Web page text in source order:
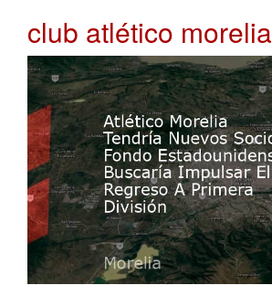
club atlético morelia